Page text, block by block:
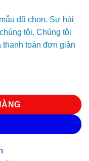
đã chọn. Sự hài
tôi. Chúng tôi
thanh toán đơn giản